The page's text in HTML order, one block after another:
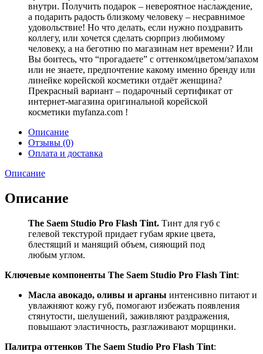
внутри. Получить подарок – невероятное наслаждение,
а подарить радость близкому человеку – несравнимое
удовольствие! Но что делать, если нужно поздравить
коллегу, или хочется сделать сюрприз любимому
человеку, а на беготню по магазинам нет времени? Или
Вы боитесь, что “прогадаете” с оттенком/цветом/запахом
или не знаете, предпочтение какому именно бренду или
линейке корейской косметики отдаёт женщина?
Прекрасный вариант – подарочный сертификат от
интернет-магазина оригинальной корейской
косметики myfanza.com !
Описание
Отзывы (0)
Оплата и доставка
Описание
Описание
The Saem Studio Pro Flash Tint. Тинт для губ с
гелевой текстурой придает губам яркие цвета,
блестящий и манящий объем, сияющий под
любым углом.
Ключевые компоненты The Saem Studio Pro Flash Tint:
Масла авокадо, оливы и арганы интенсивно питают и
увлажняют кожу губ, помогают избежать появления
стянутости, шелушений, заживляют раздражения,
повышают эластичность, разглаживают морщинки.
Палитра оттенков The Saem Studio Pro Flash Tint: